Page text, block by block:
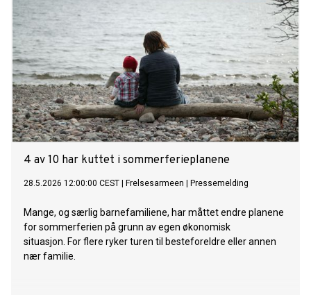
4 av 10 har kuttet i sommerferieplanene
28.5.2026 12:00:00 CEST Frelsesarmeen Pressemelding
Mange, og særlig barnefamiliene, har måttet endre planene
for sommerferien på grunn av egen økonomisk
situasjon. For flere ryker turen til besteforeldre eller annen
nær familie.